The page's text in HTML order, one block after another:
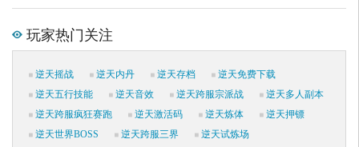
玩家热门关注
逆天摇战 逆天内丹 逆天存档
逆天免费下载
逆天五行技能
逆天音效 逆天跨服宗派战
逆天多人副本
逆天跨服疯狂赛跑
逆天激活码 逆天炼体
逆天押镖
逆天世界BOSS
逆天跨服三界 逆天试炼场